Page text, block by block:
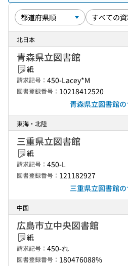
北日本
青森県立図書館
紙
請求記号： 450-Lacey*M
図書登録番号： 10218412520
青森県立図書館
東海・北陸
三重県立図書館
紙
請求記号： 450-L
図書登録番号： 121182927
三重県立図書館
中国
広島市立中央図書館
紙
請求記号： 450-れ
図書登録番号： 180476088%